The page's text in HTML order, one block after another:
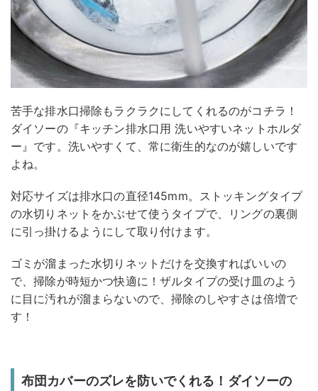
苦手な排水口掃除もラクラクにしてくれるのがコチラ！
ダイソーの『キッチン排水口用 洗いやすいネットホルダ
ー』です。洗いやすくて、常に衛生的なのが嬉しいです
よね。
対応サイズは排水口の直径145mm。ストッキングタイプ
の水切りネットをかぶせて使うタイプで、リングの裏側
に引っ掛けるようにして取り付けます。
ゴミが溜まった水切りネットだけを交換すればいいの
で、掃除が時短かつ快適に！ザルタイプの受け皿のよう
に目に汚れが溜まらないので、掃除のしやすさは倍増で
す！
布団カバーのズレを防いでくれる！ダイソーの